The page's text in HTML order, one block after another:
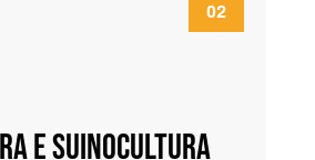
e Suinocultura